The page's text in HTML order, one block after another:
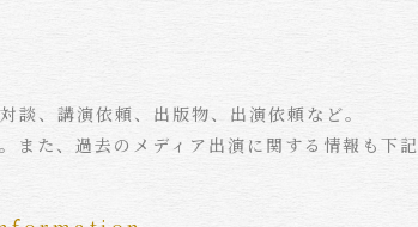
談、講演依頼、出版物、出演依頼など。
また、過去のメディア出演に関する情報も下記